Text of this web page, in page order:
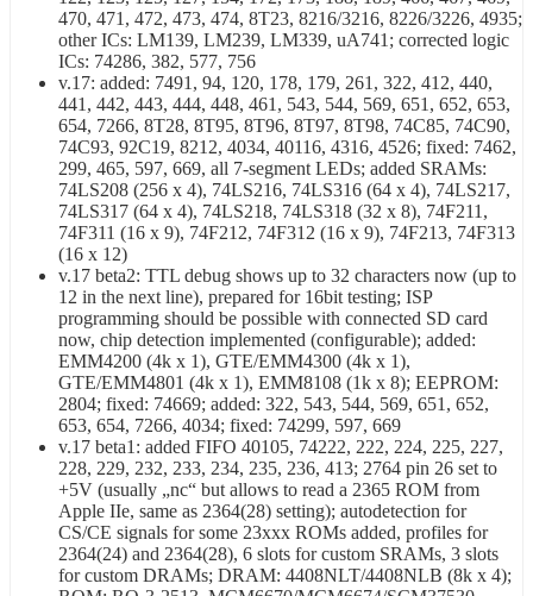
470, 471, 472, 473, 474, 8T23, 8216/3216, 8226/3226, 4935;
other ICs: LM139, LM239, LM339, uA741; corrected logic
ICs: 74286, 382, 577, 756
v.17: added: 7491, 94, 120, 178, 179, 261, 322, 412, 440,
441, 442, 443, 444, 448, 461, 543, 544, 569, 651, 652, 653,
654, 7266, 8T28, 8T95, 8T96, 8T97, 8T98, 74C85, 74C90,
74C93, 92C19, 8212, 4034, 40116, 4316, 4526; fixed: 7462,
299, 465, 597, 669, all 7-segment LEDs; added SRAMs:
74LS208 (256 x 4), 74LS216, 74LS316 (64 x 4), 74LS217,
74LS317 (64 x 4), 74LS218, 74LS318 (32 x 8), 74F211,
74F311 (16 x 9), 74F212, 74F312 (16 x 9), 74F213, 74F313
(16 x 12)
v.17 beta2: TTL debug shows up to 32 characters now (up to
12 in the next line), prepared for 16bit testing; ISP
programming should be possible with connected SD card
now, chip detection implemented (configurable); added:
EMM4200 (4k x 1), GTE/EMM4300 (4k x 1),
GTE/EMM4801 (4k x 1), EMM8108 (1k x 8); EEPROM:
2804; fixed: 74669; added: 322, 543, 544, 569, 651, 652,
653, 654, 7266, 4034; fixed: 74299, 597, 669
v.17 beta1: added FIFO 40105, 74222, 222, 224, 225, 227,
228, 229, 232, 233, 234, 235, 236, 413; 2764 pin 26 set to
+5V (usually „nc“ but allows to read a 2365 ROM from
Apple IIe, same as 2364(28) setting); autodetection for
CS/CE signals for some 23xxx ROMs added, profiles for
2364(24) and 2364(28), 6 slots for custom SRAMs, 3 slots
for custom DRAMs; DRAM: 4408NLT/4408NLB (8k x 4);